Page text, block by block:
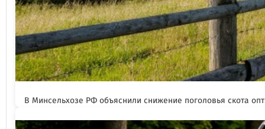
В Минсельхозе РФ объяснили снижение поголовья скота